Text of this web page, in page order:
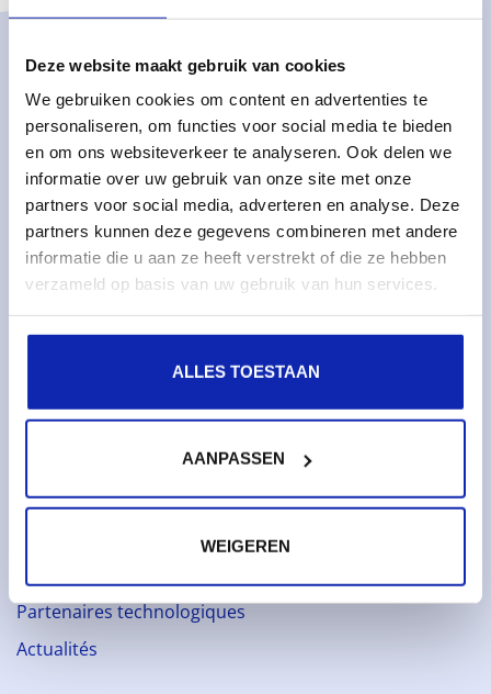
Deze website maakt gebruik van cookies
We gebruiken cookies om content en advertenties te
personaliseren, om functies voor social media te bieden
en om ons websiteverkeer te analyseren. Ook delen we
informatie over uw gebruik van onze site met onze
partners voor social media, adverteren en analyse. Deze
partners kunnen deze gegevens combineren met andere
informatie die u aan ze heeft verstrekt of die ze hebben
verzameld op basis van uw gebruik van hun services.
ALLES TOESTAAN
AANPASSEN
WEIGEREN
Solutions
Services gérés
Serveurs dédiés gérés
Surveillance & métriques
Serveurs cloud
Stockage cloud
Services
Noms de domaines
À propos de Kinamo
Partenaires technologiques
Actualités